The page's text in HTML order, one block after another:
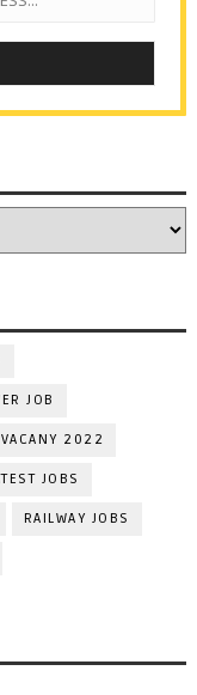
JOB
2022
JOBS
RAILWAY JOBS